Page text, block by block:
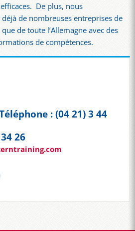
De plus, nous
déjà de nombreuses entreprises de
de toute l’Allemagne avec des
de compétences.
: (04 21) 3 44
26